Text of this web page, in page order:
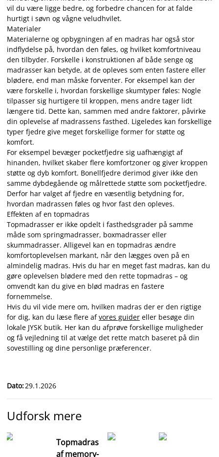
vil du være ligge bedre, og forbedre chancen for at falde
hurtigt i søvn og vågne veludhvilet.
Materialer
Materialerne og opbygningen af en madras har også stor
indflydelse på, hvordan den føles, og hvilket komfortniveau
den tilbyder. Forskelle i konstruktionen af både senge og
madrasser kan betyde, at de opleves som enten fastere eller
blødere, end man måske forventer. For eksempel kan der
være forskelle i, hvordan forskellige skumtyper føles: Nogle
tilpasser sig hurtigere til kroppen, mens andre tager lidt
længere tid. Dette kan, sammen med andre faktorer, påvirke
din oplevelse af madrassens fasthed. Ligeledes kan forskellige
typer fjedre give meget forskellige former for støtte og
komfort.
For eksempel bevæger pocketfjedre sig uafhængigt af
hinanden, hvilket skaber flere komfortzoner og giver kroppen
støtte og dyb komfort. Bonellfjedre derimod giver ikke den
samme dybdegående og målrettede støtte som pocketfjedre.
Derfor har valget af fjedre en væsentlig betydning for,
hvordan madrassen føles og hvor fast den opleves.
Effekten af en topmadras
Topmadrasser er ikke opdelt i fasthedsgrader på samme
måde som springmadrasser, boxmadrasser eller
skummadrasser. Alligevel kan en topmadras ændre
komfortoplevelsen markant, når den lægges oven på en
almindelig madras. Hvis du har en meget fast madras, kan du
gøre oplevelsen blødere med den rette topmadras – og
omvendt kan du give en blød madras en fastere
fornemmelse.
Hvis du vil vide mere om, hvilken madras der er den rigtige
for dig, kan du læse flere afvores guider eller besøge din
lokale JYSK butik. Her kan du afprøve forskellige muligheder
og få vejledning til at vælge det rette match baseret på din
sovestilling og dine personlige præferencer.
Dato:29.1.2026
Udforsk mere
Topmadras
af memory-